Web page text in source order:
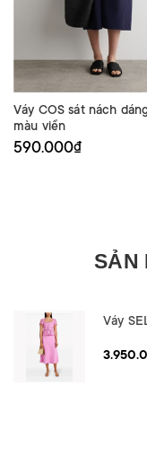
Váy COS sát nách
màu viền
590.000₫
SẢN
Váy